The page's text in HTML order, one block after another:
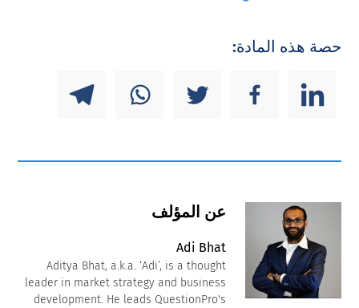
حصة هذه المادة:
عن المؤلف
Adi Bhat
Aditya Bhat, a.k.a. ‘Adi’, is a thought
leader in market strategy and business
development. He leads QuestionPro's